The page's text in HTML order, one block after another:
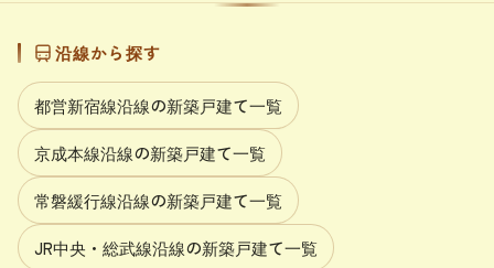
沿線から探す
都営新宿線沿線の新築戸建て一覧
京成本線沿線の新築戸建て一覧
常磐緩行線沿線の新築戸建て一覧
JR中央・総武線沿線の新築戸建て一覧